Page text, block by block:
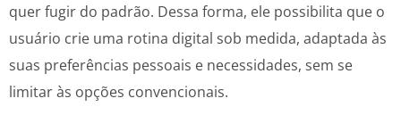
quer fugir do padrão. Dessa forma, ele possibilita que o
usuário crie uma rotina digital sob medida, adaptada às
suas preferências pessoais e necessidades, sem se
limitar às opções convencionais.